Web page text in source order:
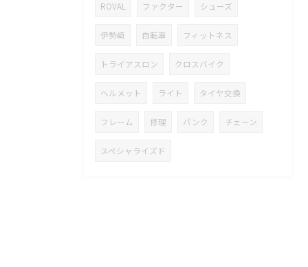
ROVAL ファクター シューズ
伊勢崎 自転車 フィットネス
トライアスロン クロスバイク
ヘルメット ライト タイヤ交換
フレーム 修理 パンク チェーン
スペシャライズド